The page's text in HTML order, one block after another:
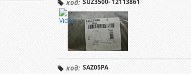
код: SUZ3500- 12113861
код: SAZ05PA